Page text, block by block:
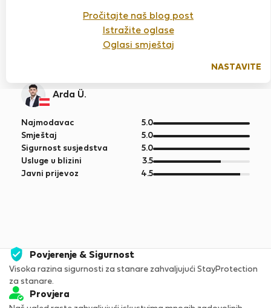
Pročitajte naš blog post
Istražite oglase
Oglasi smještaj
NASTAVITE
Ocijenjeno:25.06.2026 Duljina boravka:
mjeseca
Ivan is a really friendly and helpful landlord. I
Arda Ü.
Najmodavac 5.0od
5
Smještaj 5.0od
5
Sigurnost susjedstva 5.0od
5
Usluge u blizini 3.5od
5
Javni prijevoz 4.5od
Povjerenje & Sigurnost
Visoka razina sigurnosti za stanare zahvaljujući StayProtection
za stanare.
Provjera